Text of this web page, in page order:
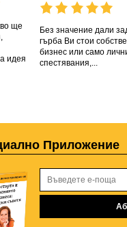
ще
идея
Без значениe дали
гърба Ви стои
бизнес или само
спестявания,...
Приложение